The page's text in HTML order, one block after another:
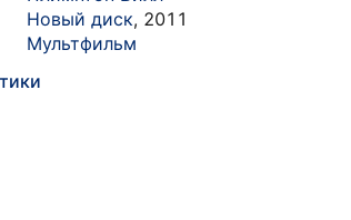
Новый диск, 2011
Мультфильм